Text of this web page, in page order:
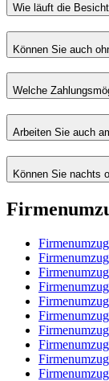
Wie läuft die
Können Sie auch
Welche
Arbeiten Sie auch
Können Sie nachts
Firmenumzug
Firmenumzug
Firmenumzug
Firmenumzug
Firmenumzug
Firmenumzug
Firmenumzug
Firmenumzug
Firmenumzug
Firmenumzug